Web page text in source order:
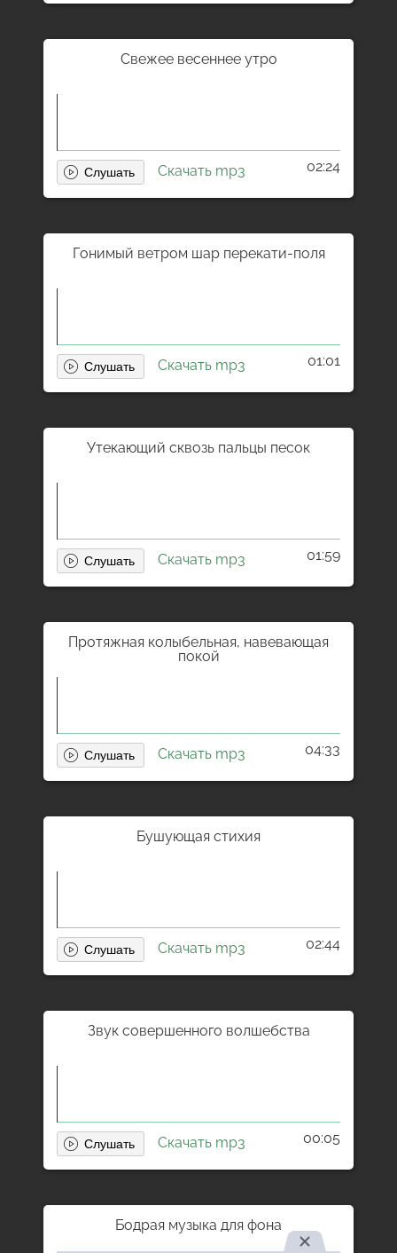
Свежее весеннее утро
Скачать mp3 02:24
Гонимый ветром шар перекати-поля
Скачать mp3 01:01
Утекающий сквозь пальцы песок
Скачать mp3 01:59
Протяжная колыбельная, навевающая
покой
Скачать mp3 04:33
Бушующая стихия
Скачать mp3 02:44
Звук совершенного волшебства
Скачать mp3 00:05
Бодрая музыка для фона